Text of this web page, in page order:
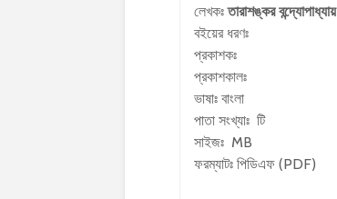
লেখকঃতারাশঙ্কর বন্দ্যোপাধ্যায়
বইয়ের ধরণঃ
প্রকাশকঃ
প্রকাশকালঃ
ভাষাঃ বাংলা
পাতা সংখ্যাঃ টি
সাইজঃ MB
ফরম্যাটঃ পিডিএফ (PDF)